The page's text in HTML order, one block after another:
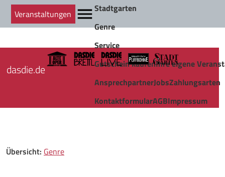
Veranstaltungen
Stadtgarten
Genre
Service
Gutschein kaufenIhre eigene
AnsprechpartnerJobsZahlungsarten
KontaktformularAGBImpressum
dasdie.de
Übersicht: Genre